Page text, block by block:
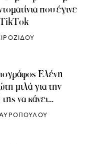
που έγινε
Ελένη
μιλά για την
να κάνει
ωαρίων